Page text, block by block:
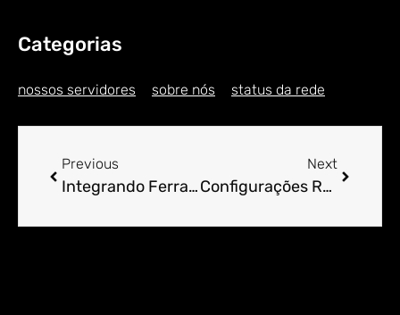
Categorias
nossos servidores sobre nós status da rede
Previous
Integrando Ferramentas de Colaboração com cPanel.
Next
Configurações Recomendadas para cPanel em Servidores de Alto Desempenho.